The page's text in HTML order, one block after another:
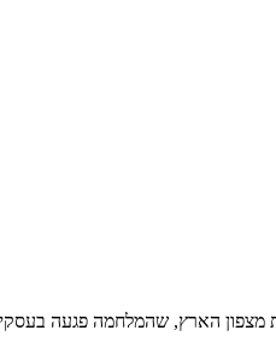
מצפון הארץ, שהמלחמה פגעה